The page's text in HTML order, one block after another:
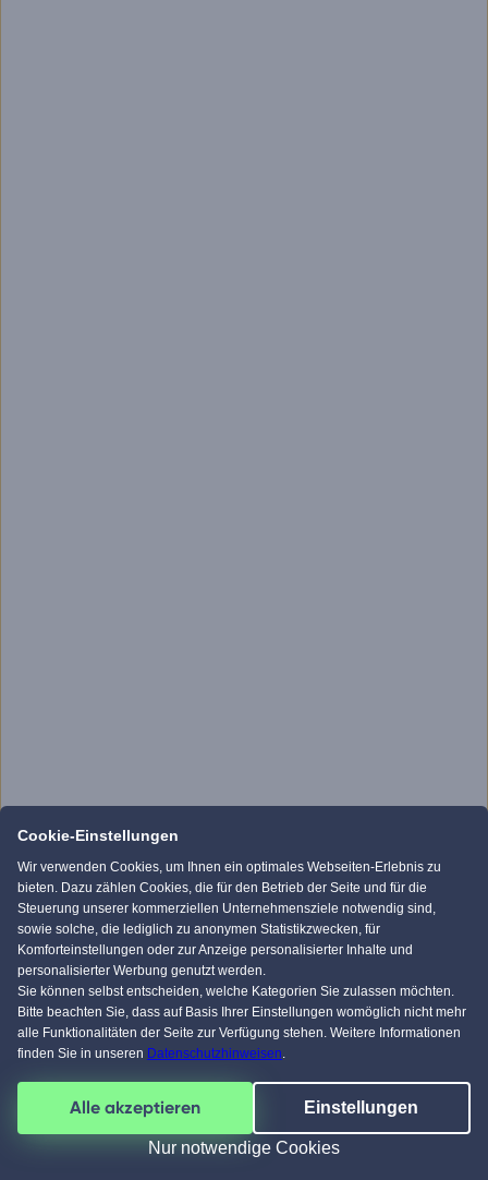
Cookie-Einstellungen
Wir verwenden Cookies, um Ihnen ein optimales Webseiten-Erlebnis zu
bieten. Dazu zählen Cookies, die für den Betrieb der Seite und für die
Steuerung unserer kommerziellen Unternehmensziele notwendig sind,
sowie solche, die lediglich zu anonymen Statistikzwecken, für
Komforteinstellungen oder zur Anzeige personalisierter Inhalte und
personalisierter Werbung genutzt werden.
Sie können selbst entscheiden, welche Kategorien Sie zulassen möchten.
Bitte beachten Sie, dass auf Basis Ihrer Einstellungen womöglich nicht mehr
alle Funktionalitäten der Seite zur Verfügung stehen. Weitere Informationen
finden Sie in unseren Datenschutzhinweisen.
Alle akzeptieren Einstellungen
Nur notwendige Cookies